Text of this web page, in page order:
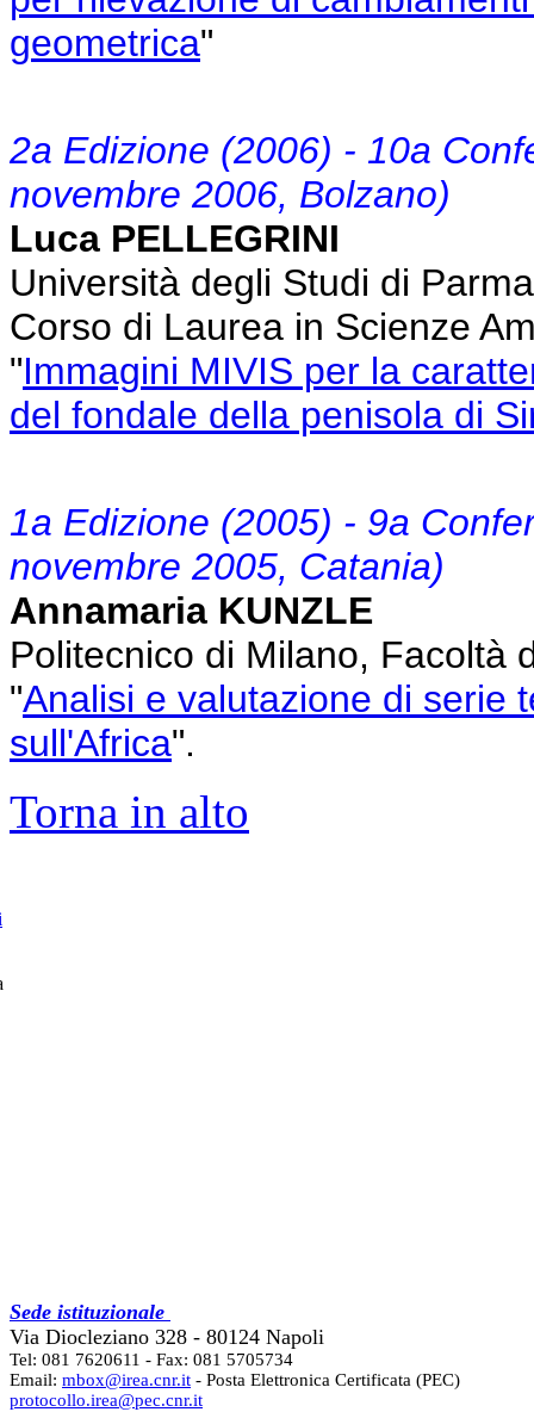
geometrica"
2a Edizione (2006) - 10a
novembre 2006, Bolzano)
Luca PELLEGRINI
Università degli Studi di
Corso di Laurea in Scienze
"Immagini MIVIS per la
del fondale della penisola di
1a Edizione (2005) - 9a
novembre 2005, Catania)
Annamaria KUNZLE
Politecnico di Milano, Facoltà
"Analisi e valutazione di serie
sull'Africa".
Torna in alto
Sede istituzionale
Via Diocleziano 328 - 80124 Napoli
Tel: 081 7620611 - Fax: 081 5705734
Email: mbox@irea.cnr.it - Posta Elettronica Certificata (PEC)
protocollo.irea@pec.cnr.it